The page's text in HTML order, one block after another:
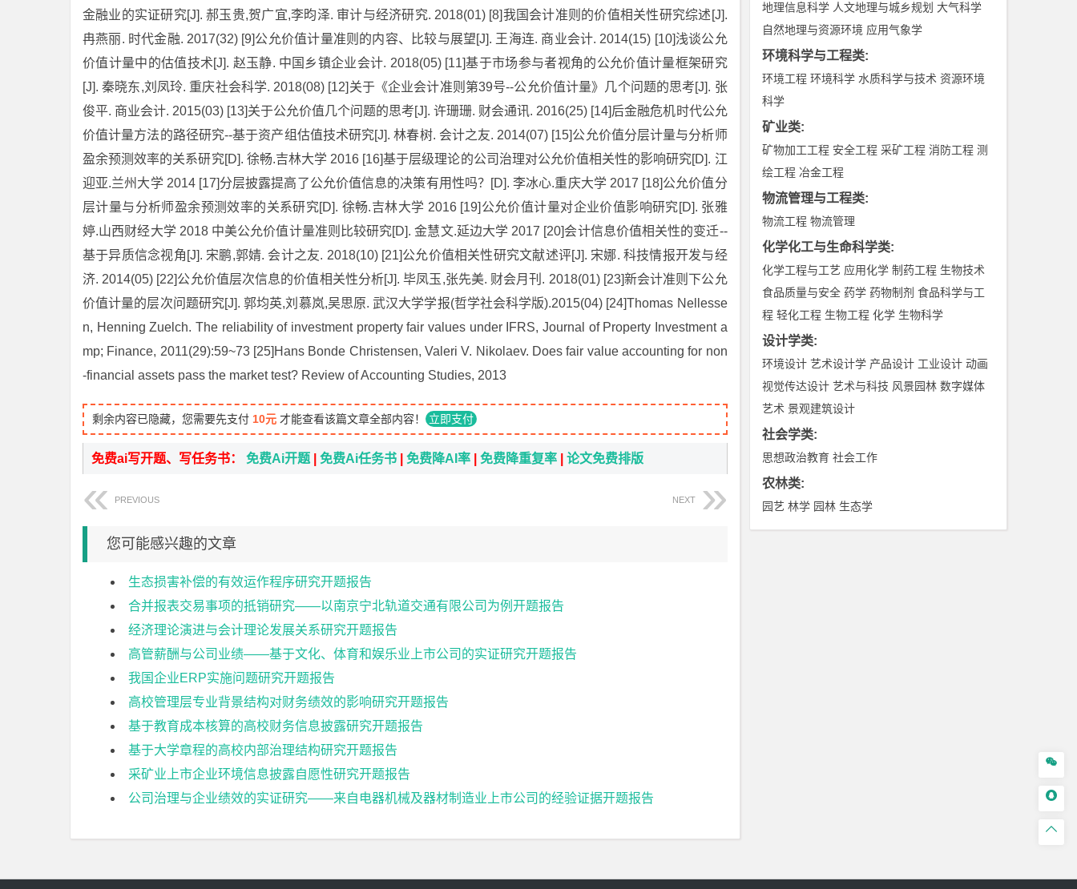
金融业的实证研究[J]. 郝玉贵,贺广宜,李昀泽. 审计与经济研究. 2018(01) [8]我国会计准则的价值相关性研究综述[J].
冉燕丽. 时代金融. 2017(32) [9]公允价值计量准则的内容、比较与展望[J]. 王海连. 商业会计. 2014(15) [10]浅谈公允
价值计量中的估值技术[J]. 赵玉静. 中国乡镇企业会计. 2018(05) [11]基于市场参与者视角的公允价值计量框架研究
[J]. 秦晓东,刘凤玲. 重庆社会科学. 2018(08) [12]关于《企业会计准则第39号--公允价值计量》几个问题的思考[J]. 张
俊平. 商业会计. 2015(03) [13]关于公允价值几个问题的思考[J]. 许珊珊. 财会通讯. 2016(25) [14]后金融危机时代公允
价值计量方法的路径研究--基于资产组估值技术研究[J]. 林春树. 会计之友. 2014(07) [15]公允价值分层计量与分析师
盈余预测效率的关系研究[D]. 徐畅.吉林大学 2016 [16]基于层级理论的公司治理对公允价值相关性的影响研究[D]. 江
迎亚.兰州大学 2014 [17]分层披露提高了公允价值信息的决策有用性吗？[D]. 李冰心.重庆大学 2017 [18]公允价值分
层计量与分析师盈余预测效率的关系研究[D]. 徐畅.吉林大学 2016 [19]公允价值计量对企业价值影响研究[D]. 张雅
婷.山西财经大学 2018 中美公允价值计量准则比较研究[D]. 金慧文.延边大学 2017 [20]会计信息价值相关性的变迁--
基于异质信念视角[J]. 宋鹏,郭婧. 会计之友. 2018(10) [21]公允价值相关性研究文献述评[J]. 宋娜. 科技情报开发与经
济. 2014(05) [22]公允价值层次信息的价值相关性分析[J]. 毕凤玉,张先美. 财会月刊. 2018(01) [23]新会计准则下公允
价值计量的层次问题研究[J]. 郭均英,刘慕岚,吴思原. 武汉大学学报(哲学社会科学版).2015(04) [24]Thomas Nellesse
n, Henning Zuelch. The reliability of investment property fair values under IFRS, Journal of Property Investment a
mp; Finance, 2011(29):59~73 [25]Hans Bonde Christensen, Valeri V. Nikolaev. Does fair value accounting for non
-financial assets pass the market test? Review of Accounting Studies, 2013
剩余内容已隐藏，您需要先支付 10元 才能查看该篇文章全部内容！ 立即支付
免费ai写开题、写任务书： 免费Ai开题 免费Ai任务书 免费降AI率 免费降重复率 论文免费排版
PREVIOUS NEXT
您可能感兴趣的文章
生态损害补偿的有效运作程序研究开题报告
合并报表交易事项的抵销研究——以南京宁北轨道交通有限公司为例开题报告
经济理论演进与会计理论发展关系研究开题报告
高管薪酬与公司业绩——基于文化、体育和娱乐业上市公司的实证研究开题报告
我国企业ERP实施问题研究开题报告
高校管理层专业背景结构对财务绩效的影响研究开题报告
基于教育成本核算的高校财务信息披露研究开题报告
基于大学章程的高校内部治理结构研究开题报告
采矿业上市企业环境信息披露自愿性研究开题报告
公司治理与企业绩效的实证研究——来自电器机械及器材制造业上市公司的经验证据开题报告
地理信息科学 人文地理与城乡规划 大气科学
自然地理与资源环境 应用气象学
环境科学与工程类:
环境工程 环境科学 水质科学与技术 资源环境
科学
矿业类:
矿物加工工程 安全工程 采矿工程 消防工程 测
绘工程 冶金工程
物流管理与工程类:
物流工程 物流管理
化学化工与生命科学类:
化学工程与工艺 应用化学 制药工程 生物技术
食品质量与安全 药学 药物制剂 食品科学与工
程 轻化工程 生物工程 化学 生物科学
设计学类:
环境设计 艺术设计学 产品设计 工业设计 动画
视觉传达设计 艺术与科技 风景园林 数字媒体
艺术 景观建筑设计
社会学类:
思想政治教育 社会工作
农林类:
园艺 林学 园林 生态学


